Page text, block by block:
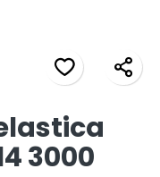
3000